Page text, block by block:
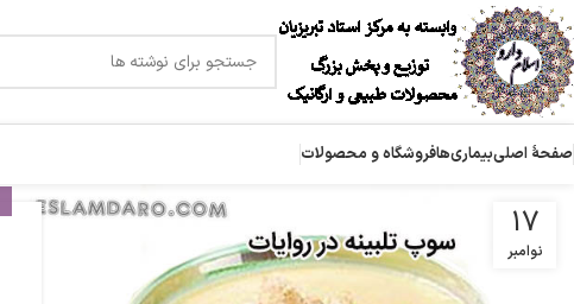
صفحۀ اصلیبیماری‌هافروشگاه و محصولات
17
نوامبر